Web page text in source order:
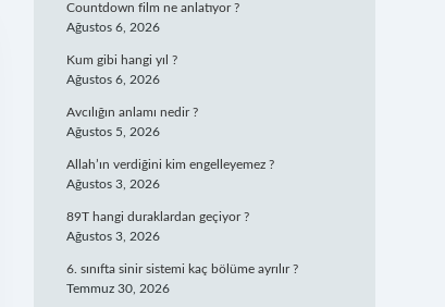
Countdown film ne anlatıyor ?
Ağustos 6, 2026
Kum gibi hangi yıl ?
Ağustos 6, 2026
Avcılığın anlamı nedir ?
Ağustos 5, 2026
Allah’ın verdiğini kim engelleyemez ?
Ağustos 3, 2026
89T hangi duraklardan geçiyor ?
Ağustos 3, 2026
6. sınıfta sinir sistemi kaç bölüme ayrılır ?
Temmuz 30, 2026